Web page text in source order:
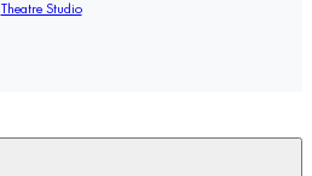
Theatre Studio